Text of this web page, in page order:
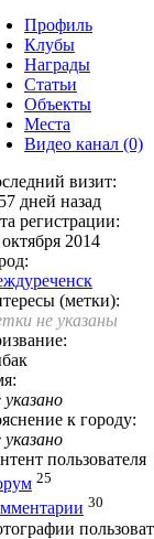
Профиль
Клубы
Награды
Статьи
Объекты
Места
Видео канал (0)
визит:
дней назад
регистрации:
2014
(метки):
не указаны
к городу:
пользователя
25
30